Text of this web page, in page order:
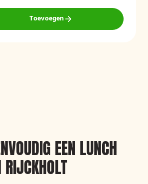
Toevoegen
EEN LUNCH
RIJCKHOLT